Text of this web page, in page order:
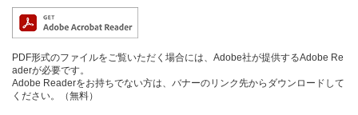
PDF形式のファイルをご覧いただく場合には、Adobe社が提供するAdobe Re
aderが必要です。
Adobe Readerをお持ちでない方は、バナーのリンク先からダウンロードして
ください。（無料）